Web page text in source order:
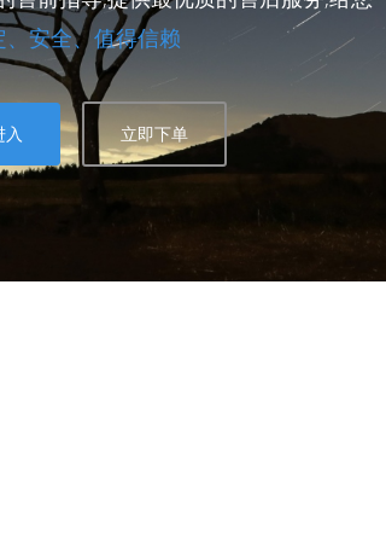
、安全、值得信赖
入 立即下单